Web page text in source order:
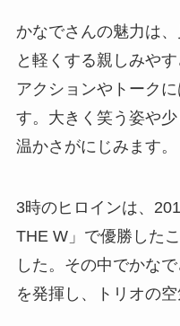
かなでさんの魅力は
と軽くする親しみや
アクションやトーク
す。大きく笑う姿や
温かさがにじみます。
3時のヒロインは、
THE W」で優勝した
した。その中でかな
を発揮し、トリオの